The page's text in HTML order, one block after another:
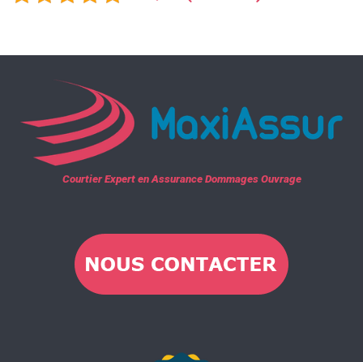
Courtier Expert en Assurance Dommages Ouvrage